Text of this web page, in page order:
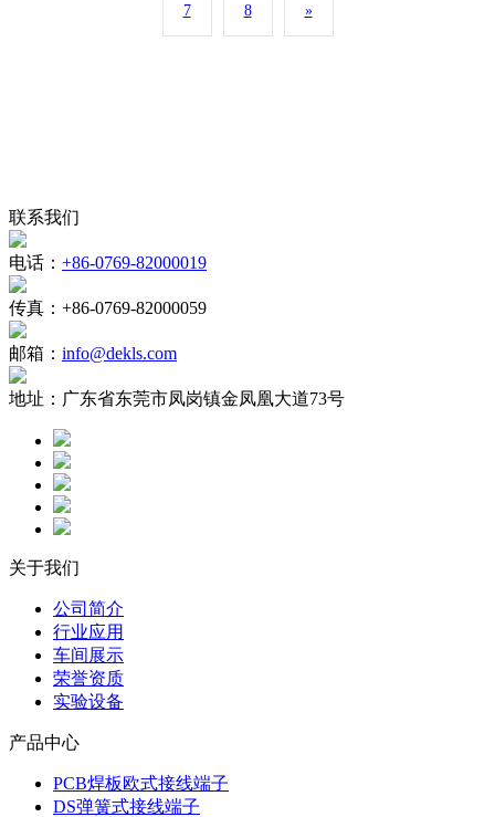
7 8 »
联系我们
电话： +86-0769-82000019
传真： +86-0769-82000059
邮箱： info@dekls.com
地址： 广东省东莞市凤岗镇金凤凰大道73号
关于我们
公司简介
行业应用
车间展示
荣誉资质
实验设备
产品中心
PCB焊板欧式接线端子
DS弹簧式接线端子